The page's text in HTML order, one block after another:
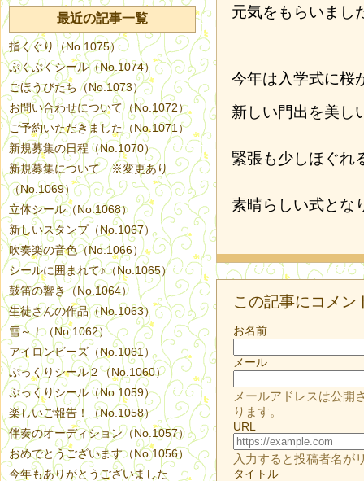
元気をもらいまし
今年は入学式に桜
新しい門出を美し
緊張も少しほぐれ
素晴らしい式とな
この記事にコメン
お名前
メール
メールアドレスは公開
ります。
URL
入力すると投稿者名が
タイトル
最近の記事一覧
指くぐり（No.1075）
ぷくぷくシール（No.1074）
ごほうびたち（No.1073）
お問い合わせについて（No.1072）
ご予約いただきました（No.1071）
新規募集の日程（No.1070）
新規募集について ※変更あり
（No.1069）
立体シール（No.1068）
新しいスタンプ（No.1067）
吹奏楽の音色（No.1066）
シールに囲まれて♪（No.1065）
鼓笛の響き（No.1064）
生徒さんの作品（No.1063）
雪～！（No.1062）
アイロンビーズ（No.1061）
ぷっくりシール２（No.1060）
ぷっくりシール（No.1059）
楽しいご報告！（No.1058）
伴奏のオーディション（No.1057）
おめでとうございます（No.1056）
今年もありがとうございました